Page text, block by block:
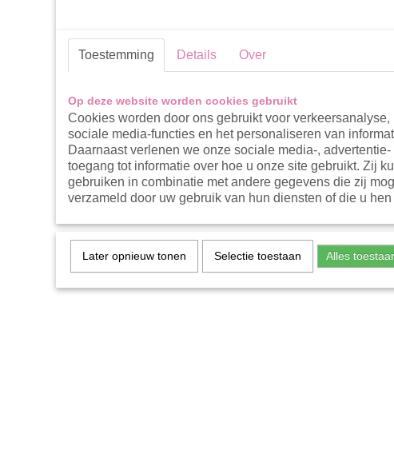
Toestemming Details Over
Op deze website worden cookies gebruikt
Cookies worden door ons gebruikt voor
sociale media-functies en het personaliseren van
Daarnaast verlenen we onze sociale media-,
toegang tot informatie over hoe u onze site gebruikt. Zij
gebruiken in combinatie met andere gegevens die zij
verzameld door uw gebruik van hun diensten of die u hen
Later opnieuw tonen Selectie toestaan Alles